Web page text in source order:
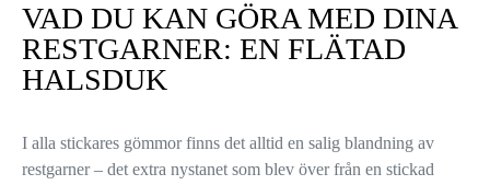
VAD DU KAN GÖRA MED DINA
RESTGARNER: EN FLÄTAD
HALSDUK
I alla stickares gömmor finns det alltid en salig blandning av
restgarner – det extra nystanet som blev över från en stickad